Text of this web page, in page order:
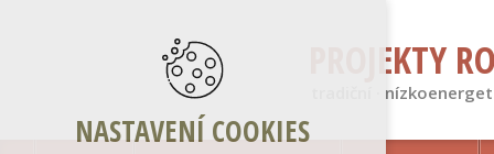
PROJEKTY
tradiční ·
NASTAVENÍ COOKIES